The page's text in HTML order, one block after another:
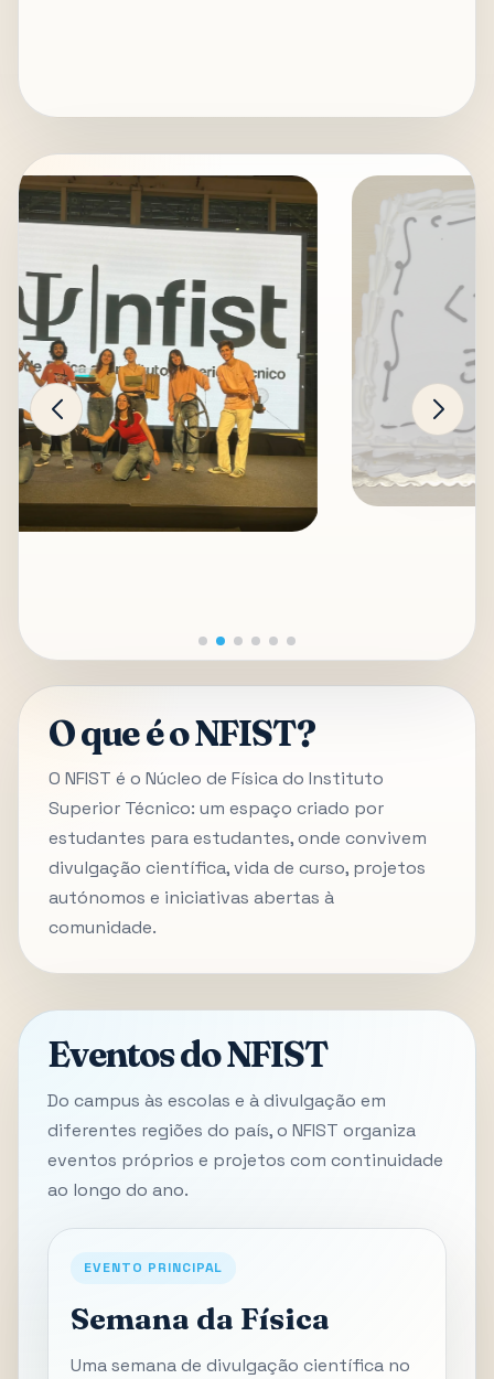
O que é o NFIST?
O NFIST é o Núcleo de Física do Instituto
Superior Técnico: um espaço criado por
estudantes para estudantes, onde convivem
divulgação científica, vida de curso, projetos
autónomos e iniciativas abertas à
comunidade.
Eventos do NFIST
Do campus às escolas e à divulgação em
diferentes regiões do país, o NFIST organiza
eventos próprios e projetos com continuidade
ao longo do ano.
EVENTO PRINCIPAL
Semana da Física
Uma semana de divulgação científica no